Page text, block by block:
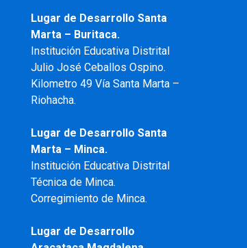
Lugar de Desarrollo Santa
Marta – Buritaca.
Institución Educativa Distrital
Julio José Ceballos Ospino.
Kilometro 49 Vía Santa Marta –
Riohacha.
Lugar de Desarrollo Santa
Marta – Minca.
Institución Educativa Distrital
Técnica de Minca.
Corregimiento de Minca.
Lugar de Desarrollo